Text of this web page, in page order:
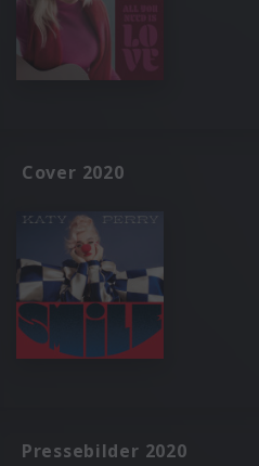
Cover 2020
Pressebilder 2020